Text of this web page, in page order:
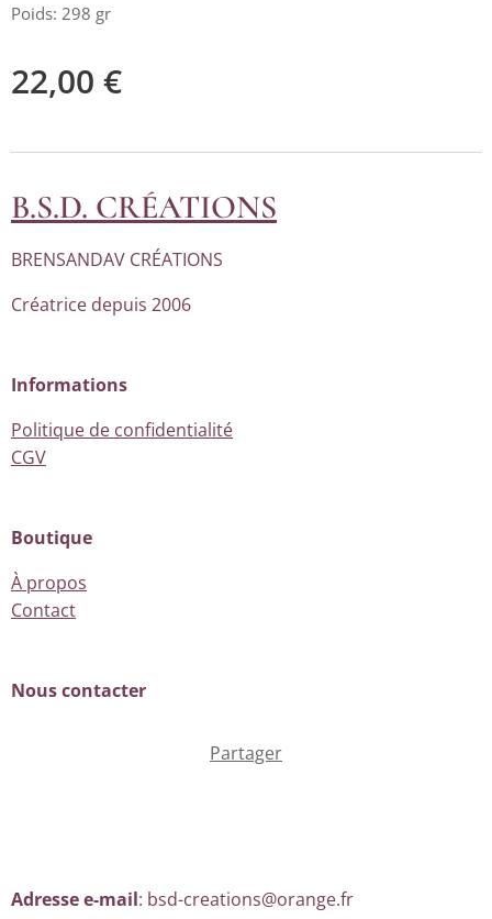
Poids: 298 gr
22,00 €
B.S.D. CRÉATIONS
BRENSANDAV CRÉATIONS
Créatrice depuis 2006
Informations
Politique de confidentialité
CGV
Boutique
À propos
Contact
Nous contacter
Partager
Adresse e-mail: bsd-creations@orange.fr